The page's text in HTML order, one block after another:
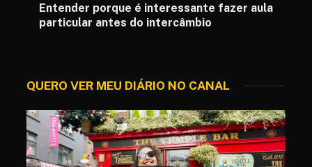
Entender porque é interessante fazer aula
particular antes do intercâmbio
QUERO VER MEU DIÁRIO NO CANAL